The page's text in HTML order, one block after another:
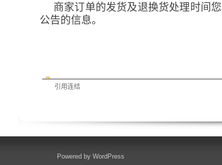
商家订单的发货及退换货处理时间
公告的信息。
引用连结
Powered by WordPress